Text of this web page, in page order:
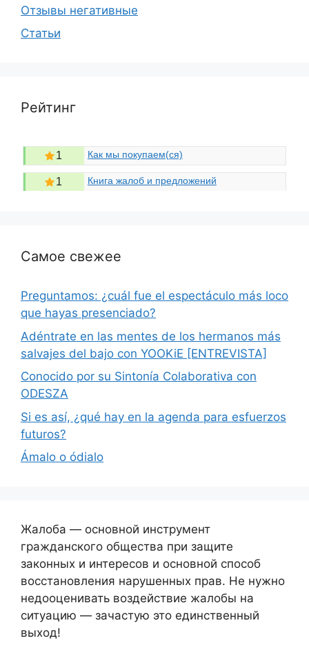
Отзывы негативные
Статьи
Рейтинг
1 Как мы покупаем(ся)
1 Книга жалоб и предложений
Самое свежее
Preguntamos: ¿cuál fue el espectáculo más loco
que hayas presenciado?
Adéntrate en las mentes de los hermanos más
salvajes del bajo con YOOKiE [ENTREVISTA]
Conocido por su Sintonía Colaborativa con
ODESZA
Si es así, ¿qué hay en la agenda para esfuerzos
futuros?
Ámalo o ódialo
Жалоба — основной инструмент
гражданского общества при защите
законных и интересов и основной способ
восстановления нарушенных прав. Не нужно
недооценивать воздействие жалобы на
ситуацию — зачастую это единственный
выход!